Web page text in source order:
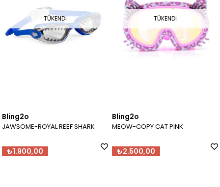
TÜKENDI
Bling2o
JAWSOME-ROYAL REEF SHARK
₺1.900,00
TÜKENDI
Bling2o
MEOW-COPY CAT PINK
₺2.500,00